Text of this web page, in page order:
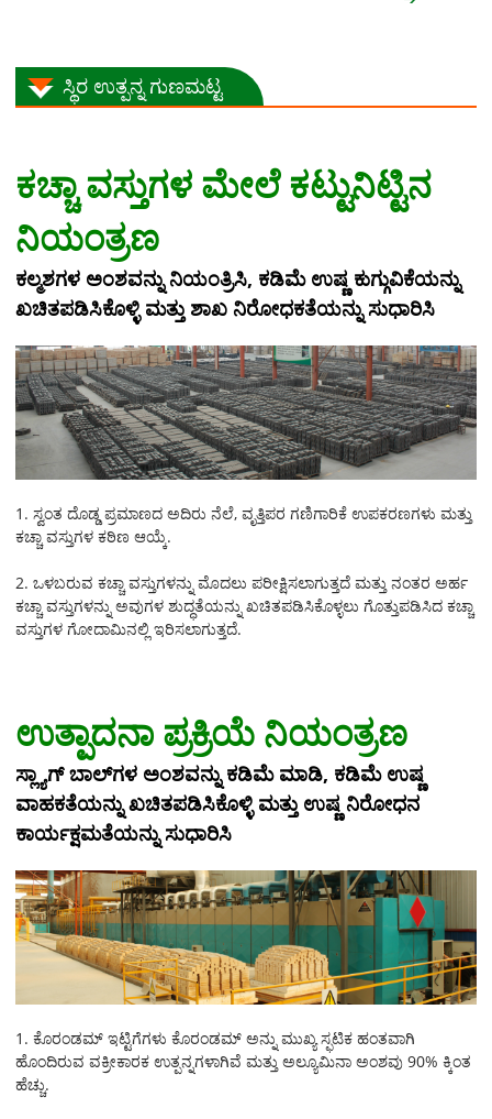
ಸ್ಥಿರ ಉತ್ಪನ್ನ ಗುಣಮಟ್ಟ
ಕಚ್ಚಾ ವಸ್ತುಗಳ ಮೇಲೆ ಕಟ್ಟುನಿಟ್ಟಿನ
ನಿಯಂತ್ರಣ
ಕಲ್ಮಶಗಳ ಅಂಶವನ್ನು ನಿಯಂತ್ರಿಸಿ, ಕಡಿಮೆ ಉಷ್ಣ ಕುಗ್ಗುವಿಕೆಯನ್ನು
ಖಚಿತಪಡಿಸಿಕೊಳ್ಳಿ ಮತ್ತು ಶಾಖ ನಿರೋಧಕತೆಯನ್ನು ಸುಧಾರಿಸಿ
1. ಸ್ವಂತ ದೊಡ್ಡ ಪ್ರಮಾಣದ ಅದಿರು ನೆಲೆ, ವೃತ್ತಿಪರ ಗಣಿಗಾರಿಕೆ ಉಪಕರಣಗಳು ಮತ್ತು
ಕಚ್ಚಾ ವಸ್ತುಗಳ ಕಠಿಣ ಆಯ್ಕೆ.
2. ಒಳಬರುವ ಕಚ್ಚಾ ವಸ್ತುಗಳನ್ನು ಮೊದಲು ಪರೀಕ್ಷಿಸಲಾಗುತ್ತದೆ ಮತ್ತು ನಂತರ ಅರ್ಹ
ಕಚ್ಚಾ ವಸ್ತುಗಳನ್ನು ಅವುಗಳ ಶುದ್ಧತೆಯನ್ನು ಖಚಿತಪಡಿಸಿಕೊಳ್ಳಲು ಗೊತ್ತುಪಡಿಸಿದ ಕಚ್ಚಾ
ವಸ್ತುಗಳ ಗೋದಾಮಿನಲ್ಲಿ ಇರಿಸಲಾಗುತ್ತದೆ.
ಉತ್ಪಾದನಾ ಪ್ರಕ್ರಿಯೆ ನಿಯಂತ್ರಣ
ಸ್ಲ್ಯಾಗ್ ಬಾಲ್‌ಗಳ ಅಂಶವನ್ನು ಕಡಿಮೆ ಮಾಡಿ, ಕಡಿಮೆ ಉಷ್ಣ
ವಾಹಕತೆಯನ್ನು ಖಚಿತಪಡಿಸಿಕೊಳ್ಳಿ ಮತ್ತು ಉಷ್ಣ ನಿರೋಧನ
ಕಾರ್ಯಕ್ಷಮತೆಯನ್ನು ಸುಧಾರಿಸಿ
1. ಕೊರಂಡಮ್ ಇಟ್ಟಿಗೆಗಳು ಕೊರಂಡಮ್ ಅನ್ನು ಮುಖ್ಯ ಸ್ಫಟಿಕ ಹಂತವಾಗಿ
ಹೊಂದಿರುವ ವಕ್ರೀಕಾರಕ ಉತ್ಪನ್ನಗಳಾಗಿವೆ ಮತ್ತು ಅಲ್ಯೂಮಿನಾ ಅಂಶವು 90% ಕ್ಕಿಂತ
ಹೆಚ್ಚು.